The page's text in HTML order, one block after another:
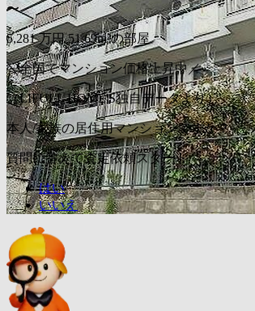
〜
5,281 万円 51.69m²の部屋
＼全国でマンション価格上昇中／
（LIFULL HOME'S独自データより）
本人/家族の居住用マンションですか？
質問に答えて査定依頼スタート
はい
いいえ